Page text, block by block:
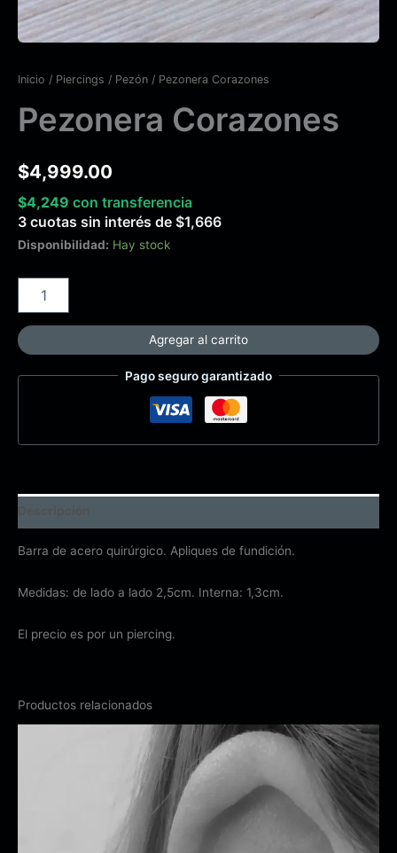
Inicio / Piercings / Pezón / Pezonera Corazones
Pezonera Corazones
$4,999.00
$4,249 con transferencia
3 cuotas sin interés de $1,666
Disponibilidad: Hay stock
Agregar al carrito
Pago seguro garantizado
Barra de acero quirúrgico. Apliques de fundición.
Medidas: de lado a lado 2,5cm. Interna: 1,3cm.
El precio es por un piercing.
Productos relacionados